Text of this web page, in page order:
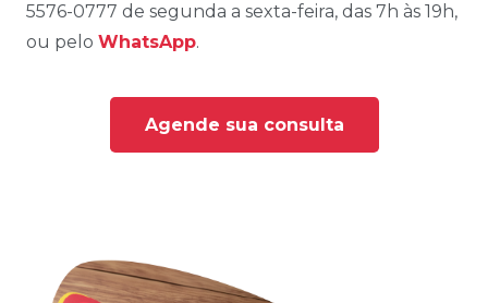
5576-0777 de segunda a sexta-feira, das 7h às 19h,
ou pelo WhatsApp.
Agende sua consulta